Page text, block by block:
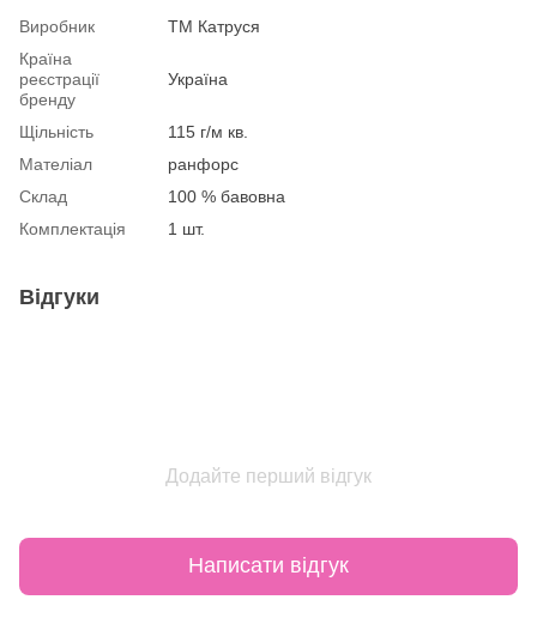
Виробник
ТМ Катруся
Країна
реєстрації
бренду
Україна
Щільність
115 г/м кв.
Мателіал
ранфорс
Склад
100 % бавовна
Комплектація
1 шт.
Відгуки
Додайте перший відгук
Написати відгук